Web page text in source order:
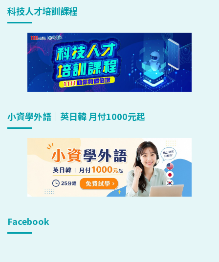
科技人才培訓課程
小資學外語｜英日韓 月付1000元起
Facebook